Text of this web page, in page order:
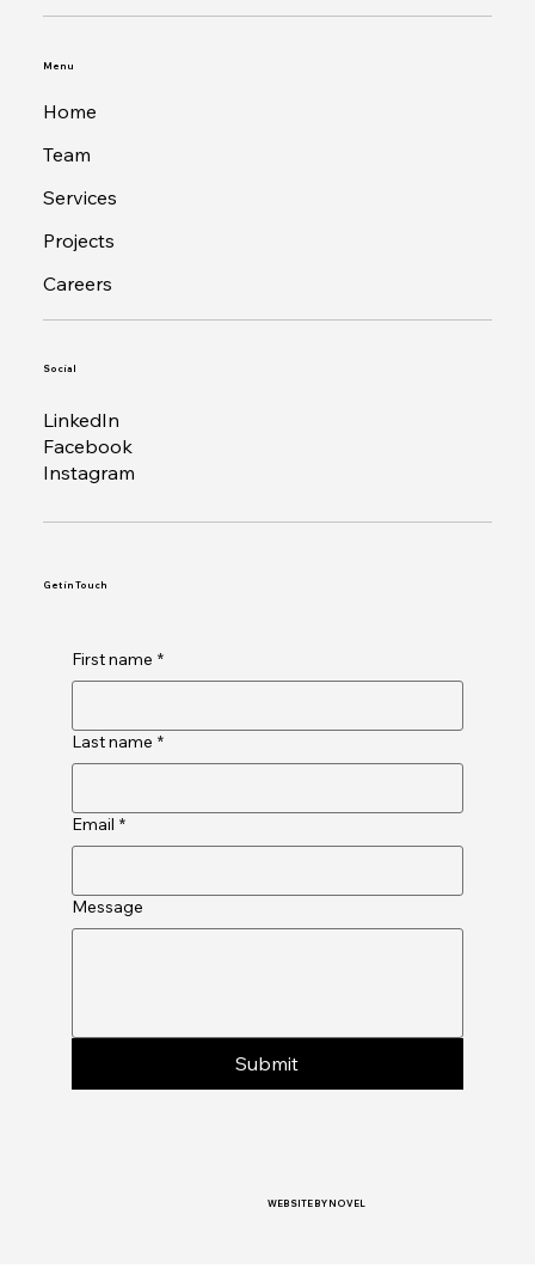
Home
Team
Services
Projects
Careers
Menu
Social
LinkedIn
Facebook
Instagram
Get in Touch
First name *
Last name *
Email *
Message
Submit
WEBSITE BY NOVEL